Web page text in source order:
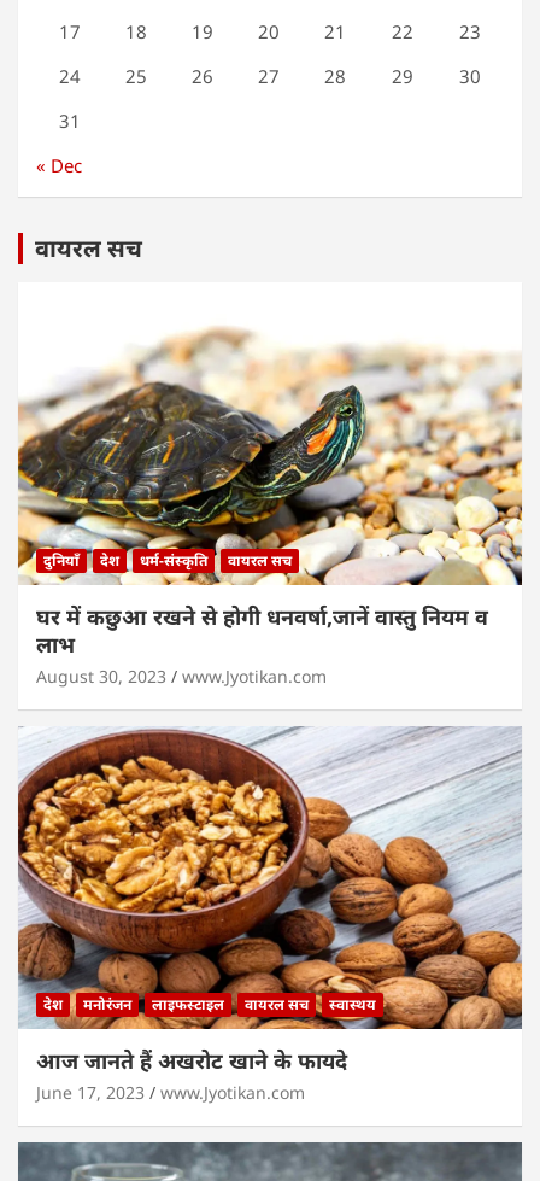
17 18 19 20 21 22
23
24
25 26 27 28 29
30
31
« Dec
वायरल सच
दुनियाँ देश धर्म-संस्कृति वायरल सच
घर में कछुआ रखने से होगी धनवर्षा,जानें वास्तु नियम व
लाभ
August 30, 2023 www.Jyotikan.com
देश मनोरंजन लाइफस्टाइल वायरल सच स्वास्थय
आज जानते हैं अखरोट खाने के फायदे
June 17, 2023 www.Jyotikan.com